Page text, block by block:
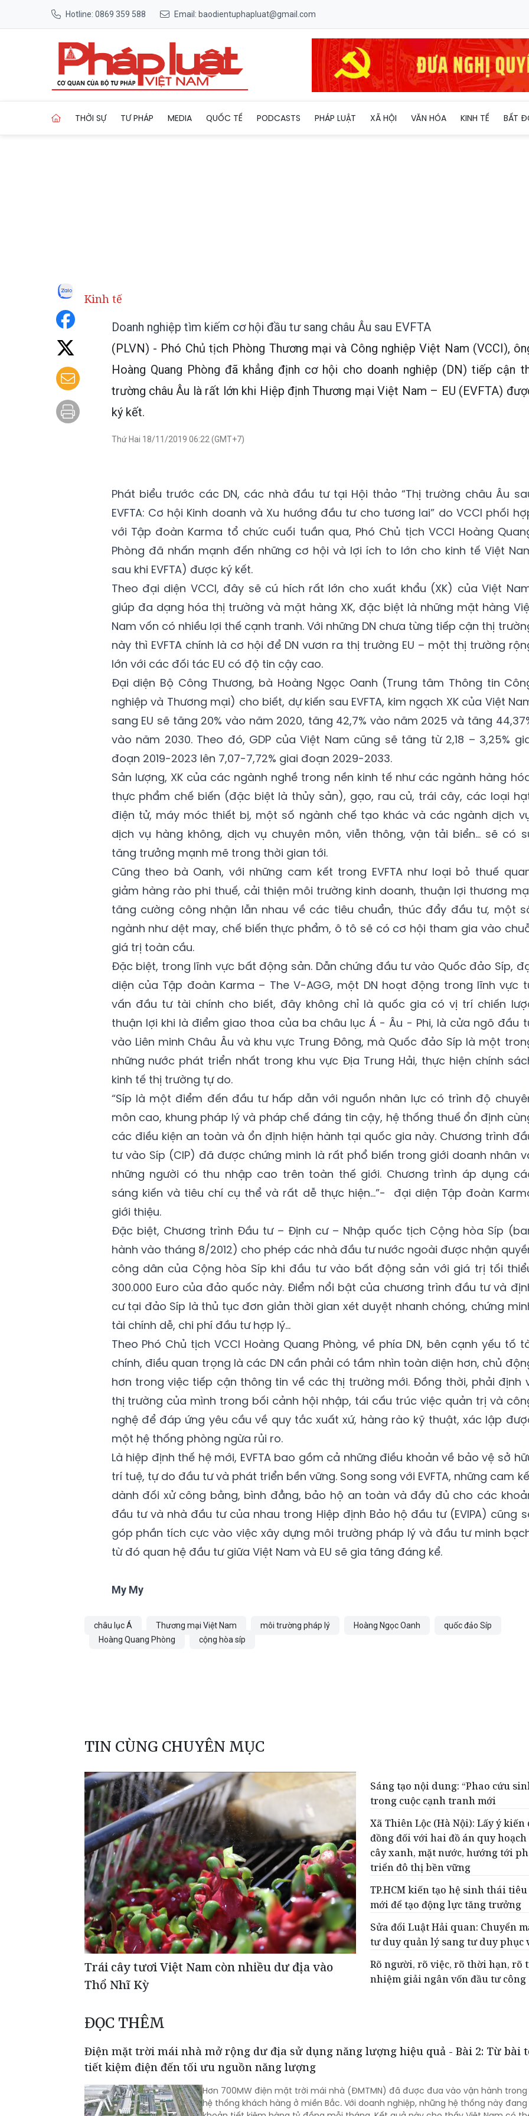
Hotline: 0869 359 588 Email: baodientuphapluat@gmail.com
THỜI SỰ TƯ PHÁP MEDIA QUỐC TẾ PODCASTS PHÁP LUẬT XÃ HỘI VĂN HÓA KINH TẾ BẤT
Kinh tế
Doanh nghiệp tìm kiếm cơ hội đầu tư sang châu Âu sau EVFTA
(PLVN) - Phó Chủ tịch Phòng Thương mại và Công nghiệp Việt Nam (VCCI),
Hoàng Quang Phòng đã khẳng định cơ hội cho doanh nghiệp (DN) tiếp cận
trường châu Âu là rất lớn khi Hiệp định Thương mại Việt Nam – EU (EVFTA)
ký kết.
Thứ Hai 18/11/2019 06:22 (GMT+7)
Phát biểu trước các DN, các nhà đầu tư tại Hội thảo “Thị trường châu Âu
EVFTA: Cơ hội Kinh doanh và Xu hướng đầu tư cho tương lai” do VCCI phối
với Tập đoàn Karma tổ chức cuối tuần qua, Phó Chủ tịch VCCI Hoàng
Phòng đã nhấn mạnh đến những cơ hội và lợi ích to lớn cho kinh tế Việt
sau khi EVFTA) được ký kết.
Theo đại diện VCCI, đây sẽ cú hích rất lớn cho xuất khẩu (XK) của Việt
giúp đa dạng hóa thị trường và mặt hàng XK, đặc biệt là những mặt hàng
Nam vốn có nhiều lợi thế cạnh tranh. Với những DN chưa từng tiếp cận thị
này thì EVFTA chính là cơ hội để DN vươn ra thị trường EU – một thị trường
lớn với các đối tác EU có độ tin cậy cao.
Đại diện Bộ Công Thương, bà Hoàng Ngọc Oanh (Trung tâm Thông tin
nghiệp và Thương mại) cho biết, dự kiến sau EVFTA, kim ngạch XK của Việt
sang EU sẽ tăng 20% vào năm 2020, tăng 42,7% vào năm 2025 và tăng
vào năm 2030. Theo đó, GDP của Việt Nam cũng sẽ tăng từ 2,18 – 3,25%
đoạn 2019-2023 lên 7,07-7,72% giai đoạn 2029-2033.
Sản lượng, XK của các ngành nghề trong nền kinh tế như các ngành hàng
thực phẩm chế biến (đặc biệt là thủy sản), gạo, rau củ, trái cây, các loại
điện tử, máy móc thiết bị, một số ngành chế tạo khác và các ngành dịch
dịch vụ hàng không, dịch vụ chuyên môn, viễn thông, vận tải biển… sẽ có
tăng trưởng mạnh mẽ trong thời gian tới.
Cũng theo bà Oanh, với những cam kết trong EVFTA như loại bỏ thuế
giảm hàng rào phi thuế, cải thiện môi trường kinh doanh, thuận lợi thương
tăng cường công nhận lẫn nhau về các tiêu chuẩn, thúc đẩy đầu tư, một
ngành như dệt may, chế biến thực phẩm, ô tô sẽ có cơ hội tham gia vào
giá trị toàn cầu.
Đặc biệt, trong lĩnh vực bất động sản. Dẫn chứng đầu tư vào Quốc đảo Síp,
diện của Tập đoàn Karma – The V-AGG, một DN hoạt động trong lĩnh vực
vấn đầu tư tài chính cho biết, đây không chỉ là quốc gia có vị trí chiến
thuận lợi khi là điểm giao thoa của ba châu lục Á - Âu - Phi, là cửa ngõ đầu
vào Liên minh Châu Âu và khu vực Trung Đông, mà Quốc đảo Síp là một
những nước phát triển nhất trong khu vực Địa Trung Hải, thực hiện chính
kinh tế thị trường tự do.
“Síp là một điểm đến đầu tư hấp dẫn với nguồn nhân lực có trình độ
môn cao, khung pháp lý và pháp chế đáng tin cậy, hệ thống thuế ổn định
các điều kiện an toàn và ổn định hiện hành tại quốc gia này. Chương trình
tư vào Síp (CIP) đã được chứng minh là rất phổ biến trong giới doanh nhân
những người có thu nhập cao trên toàn thế giới. Chương trình áp dụng
sáng kiến và tiêu chí cụ thể và rất dễ thực hiện…”- đại diện Tập đoàn
giới thiệu.
Đặc biệt, Chương trình Đầu tư – Định cư – Nhập quốc tịch Cộng hòa Síp
hành vào tháng 8/2012) cho phép các nhà đầu tư nước ngoài được nhận
công dân của Cộng hòa Síp khi đầu tư vào bất động sản với giá trị tối
300.000 Euro của đảo quốc này. Điểm nổi bật của chương trình đầu tư và
cư tại đảo Síp là thủ tục đơn giản thời gian xét duyệt nhanh chóng, chứng
tài chính dễ, chi phí đầu tư hợp lý…
Theo Phó Chủ tịch VCCI Hoàng Quang Phòng, về phía DN, bên cạnh yếu tố
chính, điều quan trọng là các DN cần phải có tầm nhìn toàn diện hơn, chủ
hơn trong việc tiếp cận thông tin về các thị trường mới. Đồng thời, phải định
thị trường của mình trong bối cảnh hội nhập, tái cấu trúc việc quản trị và
nghệ để đáp ứng yêu cầu về quy tắc xuất xứ, hàng rào kỹ thuật, xác lập
một hệ thống phòng ngừa rủi ro.
Là hiệp định thế hệ mới, EVFTA bao gồm cả những điều khoản về bảo vệ sở
trí tuệ, tự do đầu tư và phát triển bền vững. Song song với EVFTA, những cam
dành đối xử công bằng, bình đẳng, bảo hộ an toàn và đầy đủ cho các
đầu tư và nhà đầu tư của nhau trong Hiệp định Bảo hộ đầu tư (EVIPA) cũng
góp phần tích cực vào việc xây dựng môi trường pháp lý và đầu tư minh
từ đó quan hệ đầu tư giữa Việt Nam và EU sẽ gia tăng đáng kể.
My My
châu lục Á Thương mại Việt Nam môi trường pháp lý Hoàng Ngọc Oanh
quốc đảo Síp
Hoàng Quang Phòng
cộng hòa síp
TIN CÙNG CHUYÊN MỤC
Trái cây tươi Việt Nam còn nhiều dư địa vào
Thổ Nhĩ Kỳ
Sáng tạo nội dung: “Phao cứu
trong cuộc cạnh tranh mới
Xã Thiên Lộc (Hà Nội): Lấy ý kiến
đồng đối với hai đồ án quy
cây xanh, mặt nước, hướng tới
triển đô thị bền vững
TP.HCM kiến tạo hệ sinh thái
mới để tạo động lực tăng trưởng
Sửa đổi Luật Hải quan: Chuyển
tư duy quản lý sang tư duy phục
Rõ người, rõ việc, rõ thời hạn, rõ
nhiệm giải ngân vốn đầu tư công
ĐỌC THÊM
Điện mặt trời mái nhà mở rộng dư địa sử dụng năng lượng hiệu quả - Bài 2: Từ bài
tiết kiệm điện đến tối ưu nguồn năng lượng
Hơn 700MW điện mặt trời mái nhà (ĐMTMN) đã được đưa vào vận hành
hệ thống khách hàng ở miền Bắc. Với doanh nghiệp, những hệ thống này